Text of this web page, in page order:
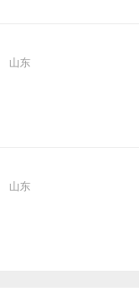
山东
山东